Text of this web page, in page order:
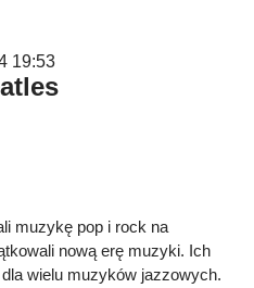
19:53
muzykę pop i rock na
nową erę muzyki. Ich
wielu muzyków jazzowych.